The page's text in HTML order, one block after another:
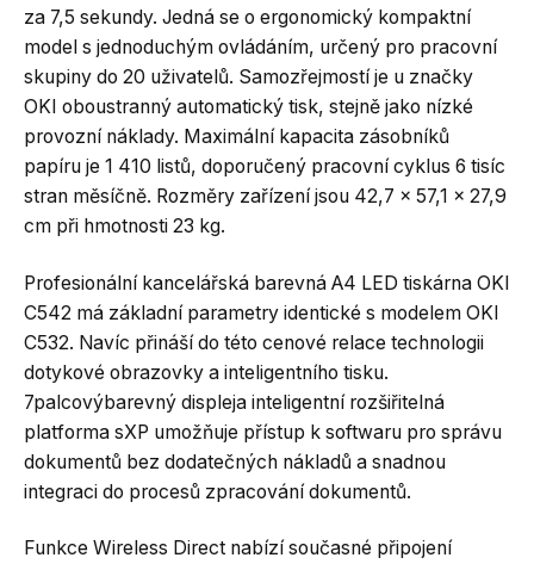
za 7,5 sekundy. Jedná se o ergonomický kompaktní
model s jednoduchým ovládáním, určený pro pracovní
skupiny do 20 uživatelů. Samozřejmostí je u značky
OKI oboustranný automatický tisk, stejně jako nízké
provozní náklady. Maximální kapacita zásobníků
papíru je 1 410 listů, doporučený pracovní cyklus 6 tisíc
stran měsíčně. Rozměry zařízení jsou 42,7 x 57,1 x 27,9
cm při hmotnosti 23 kg.
Profesionální kancelářská barevná A4 LED tiskárna OKI
C542 má základní parametry identické s modelem OKI
C532. Navíc přináší do této cenové relace technologii
dotykové obrazovky a inteligentního tisku.
7palcovýbarevný displeja inteligentní rozšiřitelná
platforma sXP umožňuje přístup k softwaru pro správu
dokumentů bez dodatečných nákladů a snadnou
integraci do procesů zpracování dokumentů.
Funkce Wireless Direct nabízí současné připojení